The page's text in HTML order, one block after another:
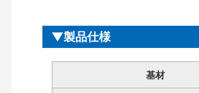
製品仕様
基材